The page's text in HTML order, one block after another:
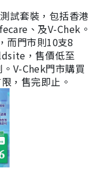
試套裝，包括香港
、及V-Chek。
而門市則10支8
，售價低至
V-Chek門市購買
，售完即止。